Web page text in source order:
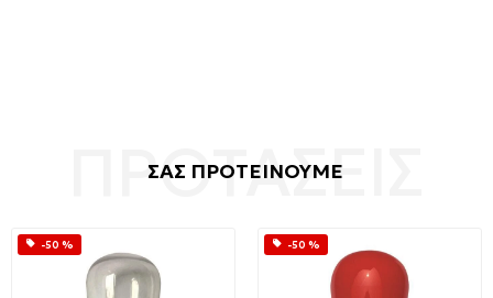
ΣΑΣ ΠΡΟΤΕΙΝΟΥΜΕ
-50 % -50 %